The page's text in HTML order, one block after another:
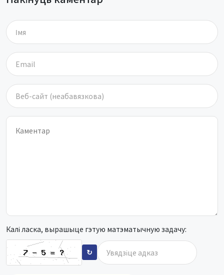
Калі ласка, вырашыце гэтую матэматычную задачу:
↻